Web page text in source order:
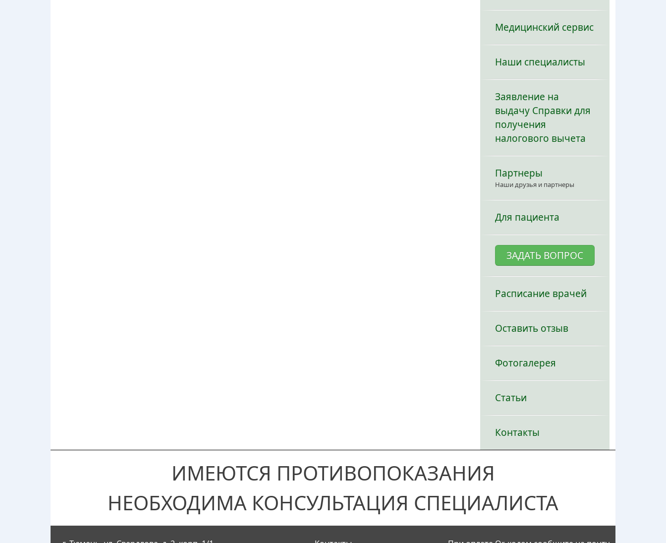
Медицинский сервис
Наши специалисты
Заявление на
выдачу Справки для
получения
налогового вычета
Партнеры
Наши друзья и партнеры
Для пациента
ЗАДАТЬ ВОПРОС
Расписание врачей
Оставить отзыв
Фотогалерея
Статьи
Контакты
ИМЕЮТСЯ ПРОТИВОПОКАЗАНИЯ
НЕОБХОДИМА КОНСУЛЬТАЦИЯ СПЕЦИАЛИСТА